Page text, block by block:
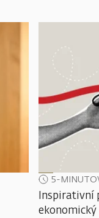
5-
Inspirativní
ekonomický